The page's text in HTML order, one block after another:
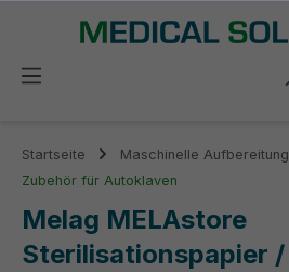
springen
Startseite Maschinelle Aufbereitung
Zubehör für Autoklaven
Melag MELAstore
Sterilisationspapier /